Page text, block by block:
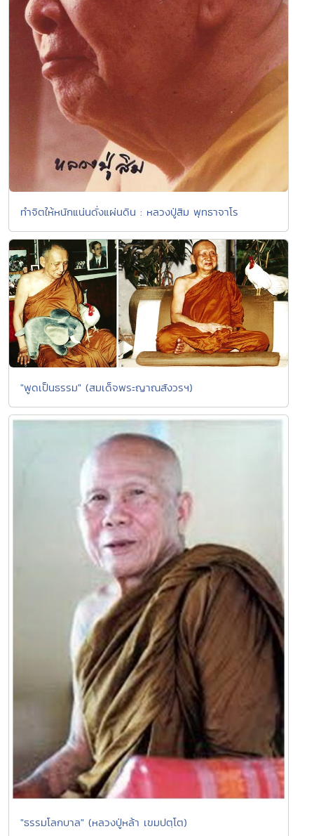
ทำจิตให้หนักแน่นดั่งแผ่นดิน : หลวงปู่สิม พุทธาจาโร
"พูดเป็นธรรม" (สมเด็จพระญาณสังวรฯ)
"ธรรมโลกบาล" (หลวงปู่หล้า เขมปตฺโต)